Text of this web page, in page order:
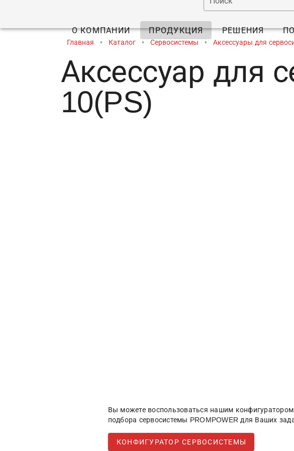
О КОМПАНИИ ПРОДУКЦИЯ РЕШЕНИЯ
Главная • Каталог • Сервосистемы • Аксессуары для
Аксессуар для
10(PS)
Вы можете воспользоваться нашим
подбора сервосистемы PROMPOWER для Ваших
КОНФИГУРАТОР СЕРВОСИСТЕМЫ